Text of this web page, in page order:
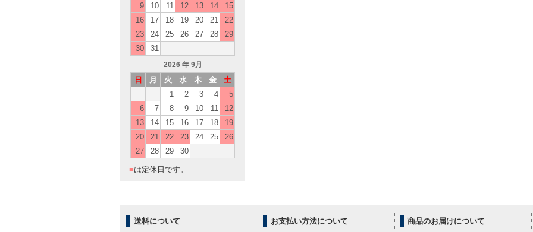
9
10 11 12 13 14
15
16
17 18 19 20 21
22
23
24 25 26 27 28
29
30
31
2026 年 9月
日 月 火 水 木 金
土
1
2 3 4
5
6
7 8 9 10 11
12
13
14 15 16 17 18
19
20
21 22 23 24 25
26
27
28 29 30
■は定休日です。
送料について お支払い方法について 商品のお届けについて